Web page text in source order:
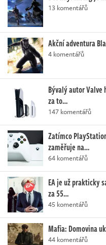
13 komentářů
Akční adventura
4 komentářů
Bývalý autor Valve
za to…
147 komentářů
Zatímco
zaměřuje na…
64 komentářů
EA je už prakticky
za 55…
45 komentářů
Mafia: Domovina
44 komentářů